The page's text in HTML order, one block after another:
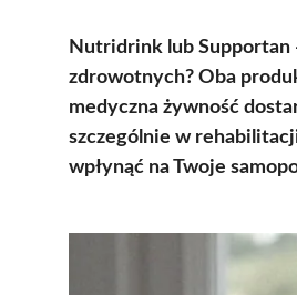
Nutridrink lub
zdrowotnych? Oba
medyczna żywność
szczególnie w
wpłynąć na Twoje